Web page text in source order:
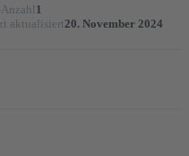
1
aktualisiert 20. November 2024